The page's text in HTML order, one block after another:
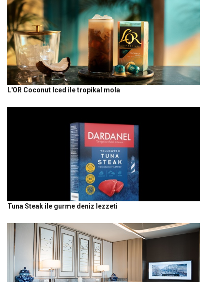
L'OR Coconut Iced ile tropikal mola
Tuna Steak ile gurme deniz lezzeti